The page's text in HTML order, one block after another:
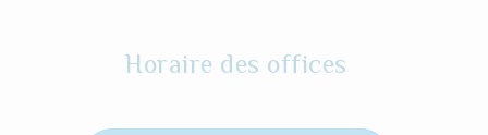
Horaire des offices